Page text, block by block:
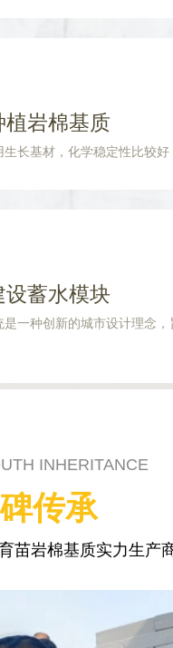
岩棉基质
长基材，化学稳定性比较好
蓄水模块
一种创新的城市设计理念
INHERITANCE
传承
苗岩棉基质实力生产